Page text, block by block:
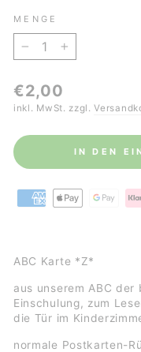
MENGE
Normaler
Preis
€2,00
inkl. MwSt. zzgl.
IN DEN
ABC Karte *Z*
aus unserem ABC
Einschulung, zum
die Tür im
normale Postkarten-